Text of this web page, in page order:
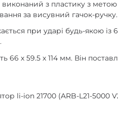
виконаний з пластику з
за висувний гачок-
при ударі будь-якою
66 х 59.5 х 114 мм. Він
li-ion 21700 (ARB-L21-5000